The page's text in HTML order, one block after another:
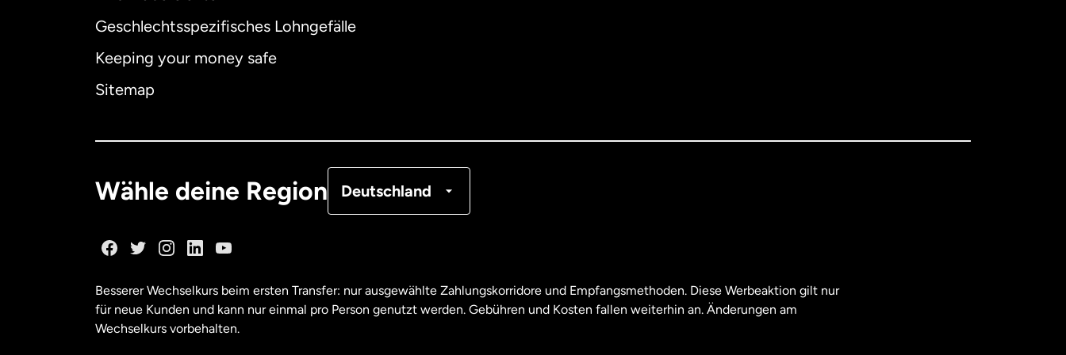
Geschlechtsspezifisches Lohngefälle
Keeping your money safe
Sitemap
Wähle deine Region Deutschland
Australien
Malaysia
Besserer Wechselkurs beim ersten Transfer: nur ausgewählte Zahlungskorridore und Empfangsmethoden. Diese Werbeaktion gilt nur
für neue Kunden und kann nur einmal pro Person genutzt werden. Gebühren und Kosten fallen weiterhin an. Änderungen am
Wechselkurs vorbehalten.